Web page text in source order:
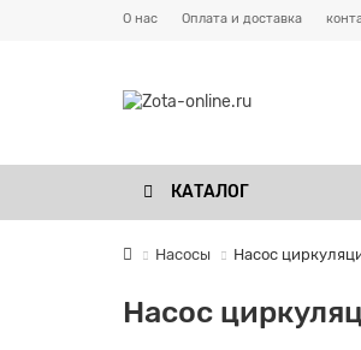
О нас Оплата и доставка
КАТАЛОГ
Насосы Насос
Насос